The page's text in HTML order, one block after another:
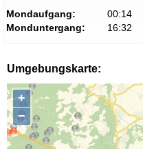
Mondaufgang:
00:14
Monduntergang:
16:32
Umgebungskarte:
+
−